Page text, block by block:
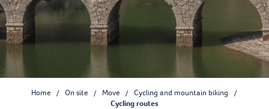
Home On site Move
Cycling and mountain biking
Cycling routes